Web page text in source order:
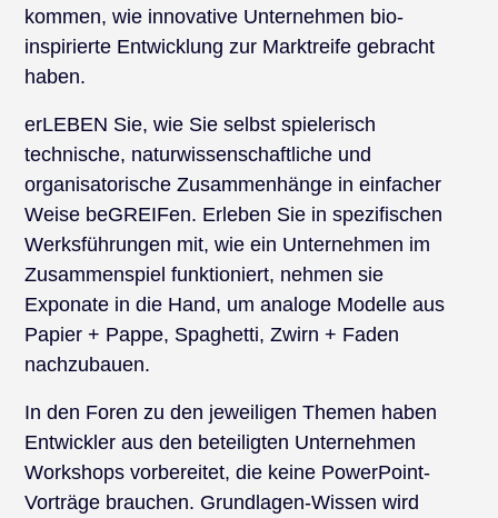
kommen, wie innovative Unternehmen bio-
inspirierte Entwicklung zur Marktreife gebracht
haben.
erLEBEN Sie, wie Sie selbst spielerisch
technische, naturwissenschaftliche und
organisatorische Zusammenhänge in einfacher
Weise beGREIFen. Erleben Sie in spezifischen
Werksführungen mit, wie ein Unternehmen im
Zusammenspiel funktioniert, nehmen sie
Exponate in die Hand, um analoge Modelle aus
Papier + Pappe, Spaghetti, Zwirn + Faden
nachzubauen.
In den Foren zu den jeweiligen Themen haben
Entwickler aus den beteiligten Unternehmen
Workshops vorbereitet, die keine PowerPoint-
Vorträge brauchen. Grundlagen-Wissen wird